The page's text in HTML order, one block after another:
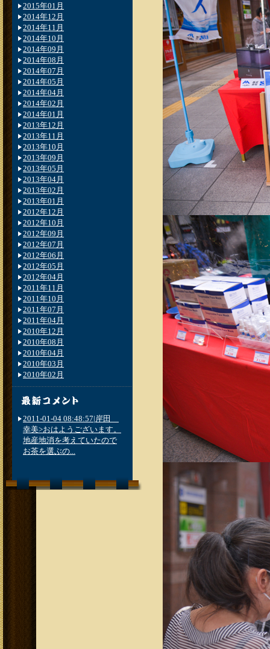
2015年01月
2014年12月
2014年11月
2014年10月
2014年09月
2014年08月
2014年07月
2014年05月
2014年04月
2014年02月
2014年01月
2013年12月
2013年11月
2013年10月
2013年09月
2013年05月
2013年04月
2013年02月
2013年01月
2012年12月
2012年10月
2012年09月
2012年07月
2012年06月
2012年05月
2012年04月
2011年11月
2011年10月
2011年07月
2011年04月
2010年12月
2010年08月
2010年04月
2010年03月
2010年02月
2011-01-04 08:48:57|岸田
幸美>おはようございます。
地産地消を考えていたので
お茶を選ぶの...